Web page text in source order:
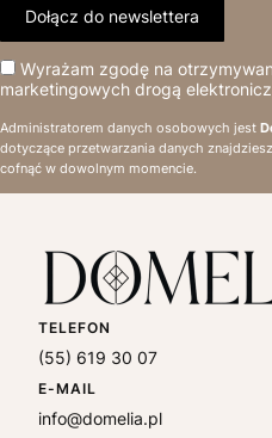
Dołącz do newslettera
Wyrażam zgodę na
marketingowych drogą
Administratorem danych osobowych jest
dotyczące przetwarzania danych
cofnąć w dowolnym momencie.
TELEFON
(55) 619 30 07
E-MAIL
info@domelia.pl